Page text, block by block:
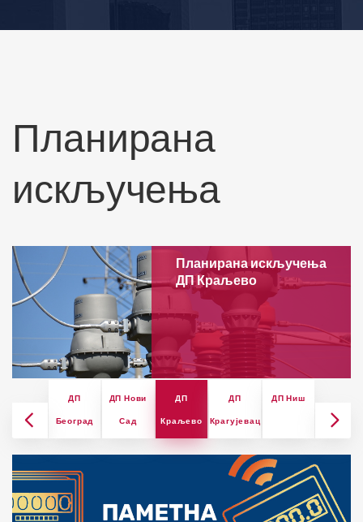
Планирана
искључења
Планирана искључења
ДП Краљево
ДП
Београд
ДП Нови
Сад
ДП
Краљево
ДП
Крагујевац
ДП Ниш